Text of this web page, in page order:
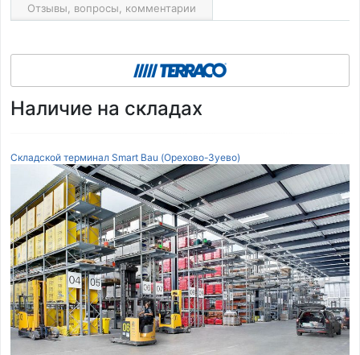
Отзывы, вопросы, комментарии
Наличие на складах
Складской терминал Smart Bau (Орехово-Зуево)